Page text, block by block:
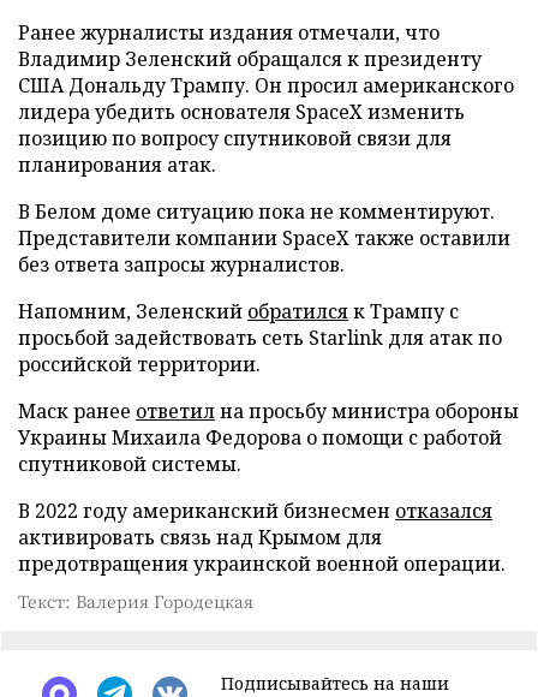
Ранее журналисты издания отмечали, что
Владимир Зеленский обращался к президенту
США Дональду Трампу. Он просил американского
лидера убедить основателя SpaceX изменить
позицию по вопросу спутниковой связи для
планирования атак.
В Белом доме ситуацию пока не комментируют.
Представители компании SpaceX также оставили
без ответа запросы журналистов.
Напомним, Зеленский обратилсяк Трампу с
просьбой задействовать сеть Starlink для атак по
российской территории.
Маск ранее ответилна просьбу министра обороны
Украины Михаила Федорова о помощи с работой
спутниковой системы.
В 2022 году американский бизнесмен отказался
активировать связь над Крымом для
предотвращения украинской военной операции.
Текст: Валерия Городецкая
Подписывайтесь на наши